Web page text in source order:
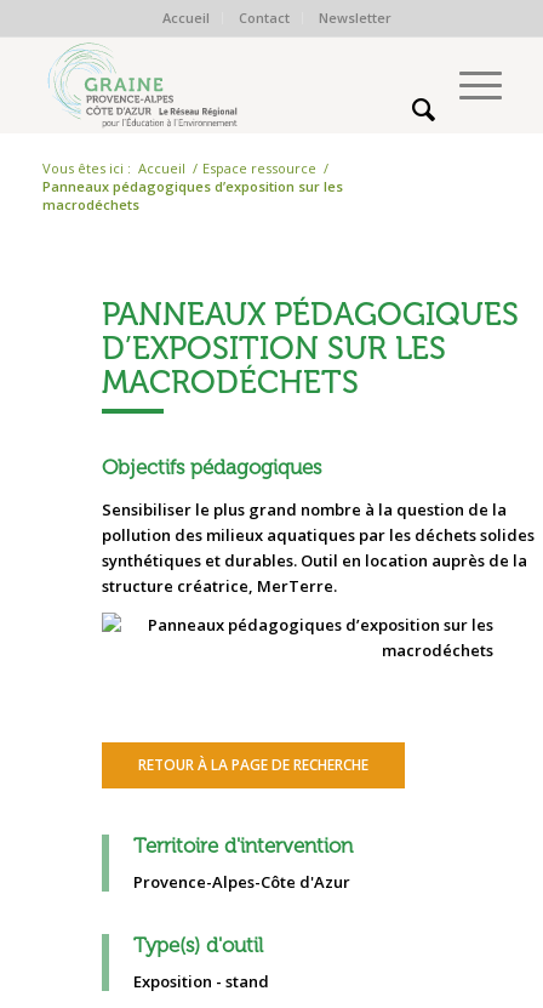
Accueil Contact Newsletter
Vous êtes ici : Accueil / Espace ressource /
Panneaux pédagogiques d’exposition sur les
macrodéchets
PANNEAUX PÉDAGOGIQUES
D’EXPOSITION SUR LES
MACRODÉCHETS
Objectifs pédagogiques
Sensibiliser le plus grand nombre à la question de la
pollution des milieux aquatiques par les déchets solides
synthétiques et durables. Outil en location auprès de la
structure créatrice, MerTerre.
RETOUR À LA PAGE DE RECHERCHE
Territoire d'intervention
Provence-Alpes-Côte d'Azur
Type(s) d'outil
Exposition - stand